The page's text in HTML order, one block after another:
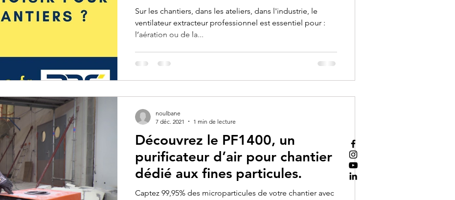
Sur les chantiers, dans les ateliers, dans l'industrie, le
ventilateur extracteur professionnel est essentiel pour :
l’aération ou de la...
Découvrez le PF1400, un
purificateur d’air pour chantier
dédié aux fines particules.
Captez 99,95% des microparticules de votre chantier avec
noulbane
7 déc. 2021
1 min de lecture